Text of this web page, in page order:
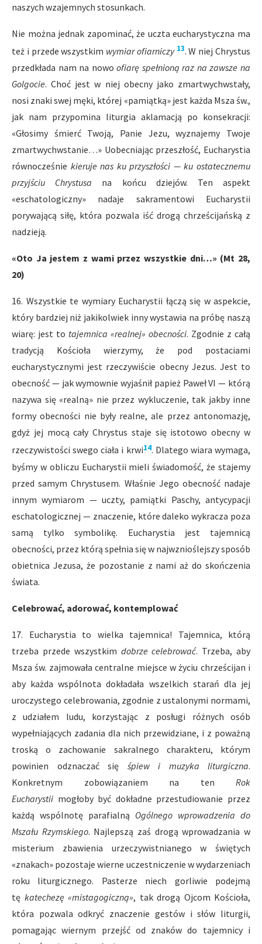
naszych wzajemnych stosunkach.
Nie można jednak zapominać, że uczta eucharystyczna ma
też i przede wszystkim wymiar ofiarniczy 13. W niej Chrystus
przedkłada nam na nowo ofiarę spełnioną raz na zawsze na
Golgocie. Choć jest w niej obecny jako zmartwychwstały,
nosi znaki swej męki, której «pamiątką» jest każda Msza św.,
jak nam przypomina liturgia aklamacją po konsekracji:
«Głosimy śmierć Twoją, Panie Jezu, wyznajemy Twoje
zmartwychwstanie…» Uobecniając przeszłość, Eucharystia
równocześnie kieruje nas ku przyszłości — ku ostatecznemu
przyjściu Chrystusa na końcu dziejów. Ten aspekt
«eschatologiczny» nadaje sakramentowi Eucharystii
porywającą siłę, która pozwala iść drogą chrześcijańską z
nadzieją.
«Oto Ja jestem z wami przez wszystkie dni…» (Mt 28,
20)
16. Wszystkie te wymiary Eucharystii łączą się w aspekcie,
który bardziej niż jakikolwiek inny wystawia na próbę naszą
wiarę: jest to tajemnica «realnej» obecności. Zgodnie z całą
tradycją Kościoła wierzymy, że pod postaciami
eucharystycznymi jest rzeczywiście obecny Jezus. Jest to
obecność — jak wymownie wyjaśnił papież Paweł VI — którą
nazywa się «realną» nie przez wykluczenie, tak jakby inne
formy obecności nie były realne, ale przez antonomazję,
gdyż jej mocą cały Chrystus staje się istotowo obecny w
rzeczywistości swego ciała i krwi14. Dlatego wiara wymaga,
byśmy w obliczu Eucharystii mieli świadomość, że stajemy
przed samym Chrystusem. Właśnie Jego obecność nadaje
innym wymiarom — uczty, pamiątki Paschy, antycypacji
eschatologicznej — znaczenie, które daleko wykracza poza
samą tylko symbolikę. Eucharystia jest tajemnicą
obecności, przez którą spełnia się w najwznioślejszy sposób
obietnica Jezusa, że pozostanie z nami aż do skończenia
świata.
Celebrować, adorować, kontemplować
17. Eucharystia to wielka tajemnica! Tajemnica, którą
trzeba przede wszystkim dobrze celebrować. Trzeba, aby
Msza św. zajmowała centralne miejsce w życiu chrześcijan i
aby każda wspólnota dokładała wszelkich starań dla jej
uroczystego celebrowania, zgodnie z ustalonymi normami,
z udziałem ludu, korzystając z posługi różnych osób
wypełniających zadania dla nich przewidziane, i z poważną
troską o zachowanie sakralnego charakteru, którym
powinien odznaczać się śpiew i muzyka liturgiczna.
Konkretnym zobowiązaniem na ten
Rok
Eucharystii mogłoby być dokładne przestudiowanie przez
każdą wspólnotę parafialną Ogólnego wprowadzenia do
Mszału Rzymskiego. Najlepszą zaś drogą wprowadzania w
misterium zbawienia urzeczywistnianego w świętych
«znakach» pozostaje wierne uczestniczenie w wydarzeniach
roku liturgicznego. Pasterze niech gorliwie podejmą
tę katechezę «mistagogiczną», tak drogą Ojcom Kościoła,
która pozwala odkryć znaczenie gestów i słów liturgii,
pomagając wiernym przejść od znaków do tajemnicy i